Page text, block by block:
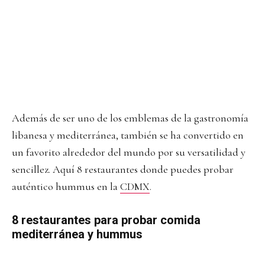
Además de ser uno de los emblemas de la gastronomía
libanesa y mediterránea, también se ha convertido en
un favorito alrededor del mundo por su versatilidad y
sencillez. Aquí 8 restaurantes donde puedes probar
auténtico hummus en laCDMX.
8 restaurantes para probar comida
mediterránea y hummus